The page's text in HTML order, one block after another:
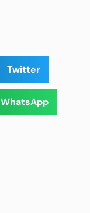
Twitter
WhatsApp